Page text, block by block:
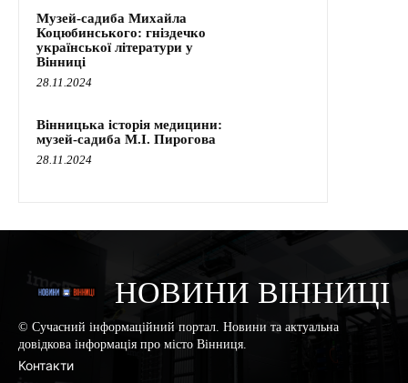
Музей-садиба Михайла
Коцюбинського: гніздечко
української літератури у
Вінниці
28.11.2024
Вінницька історія медицини:
музей-садиба М.І. Пирогова
28.11.2024
НОВИНИ ВІННИЦІ
© Сучасний інформаційний портал. Новини та актуальна
довідкова інформація про місто Вінниця.
Контакти